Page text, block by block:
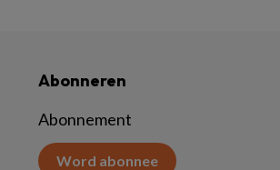
Abonneren
Abonnement
Word abonnee